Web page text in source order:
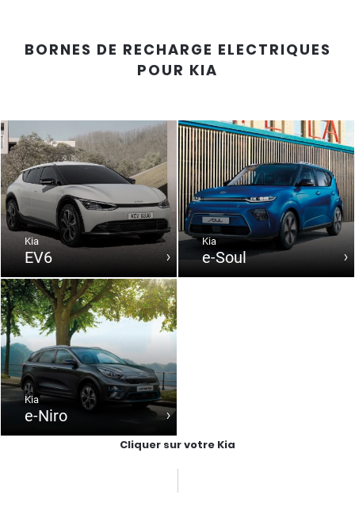
BORNES DE RECHARGE ELECTRIQUES
POUR KIA
Kia
EV6
Kia
e-Niro
Kia
e-Soul
Cliquer sur votre Kia